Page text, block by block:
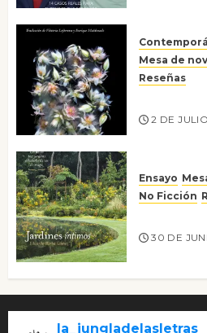
Mesa de
Reseñas
2 DE
Ensayo
No Ficción
30 DE
la_jungladelasletras